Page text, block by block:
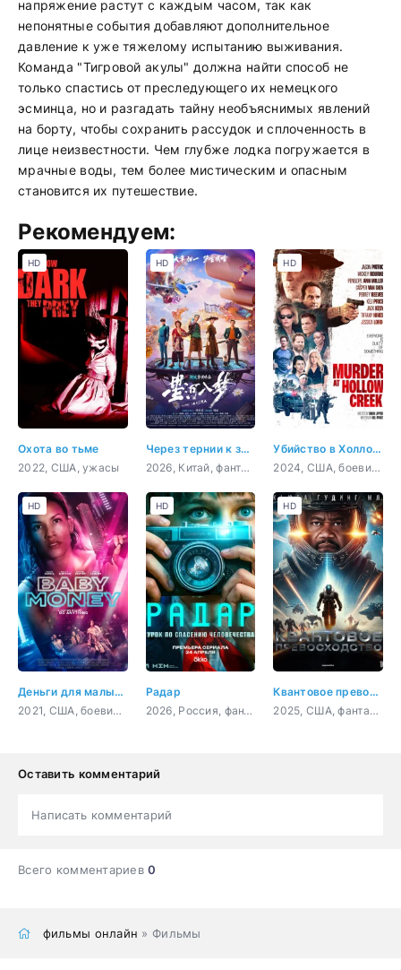
напряжение растут с каждым часом, так как
непонятные события добавляют дополнительное
давление к уже тяжелому испытанию выживания.
Команда "Тигровой акулы" должна найти способ не
только спастись от преследующего их немецкого
эсминца, но и разгадать тайну необъяснимых явлений
на борту, чтобы сохранить рассудок и сплоченность в
лице неизвестности. Чем глубже лодка погружается в
мрачные воды, тем более мистическим и опасным
становится их путешествие.
Рекомендуем:
Охота во тьме
2022, США, ужасы
HD
Через тернии к звёздам
2026, Китай, фантастика, боевик, приключения, комедия
HD
Убийство в Холлоу Крик
2024, США, боевик, триллер, комедия
HD
Деньги для малышки
2021, США, боевик, триллер
HD
Радар
2026, Россия, фантастика, приключения, триллер
HD
Квантовое превосходство
2025, США, фантастика, боевик, приключения
HD
Оставить комментарий
Написать комментарий
Всего комментариев0
фильмы онлайн » Фильмы